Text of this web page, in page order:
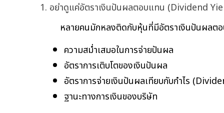
1. อย่าดูแค่อัตราเงินปันผลตอบแทน (Dividend
หลายคนมักหลงติดกับหุ้นที่มีอัตราเงินปันผลต
ความสม่ำเสมอในการจ่ายปันผล
อัตราการเติบโตของเงินปันผล
อัตราการจ่ายเงินปันผลเทียบกับกำไร
ฐานะทางการเงินของบริษัท